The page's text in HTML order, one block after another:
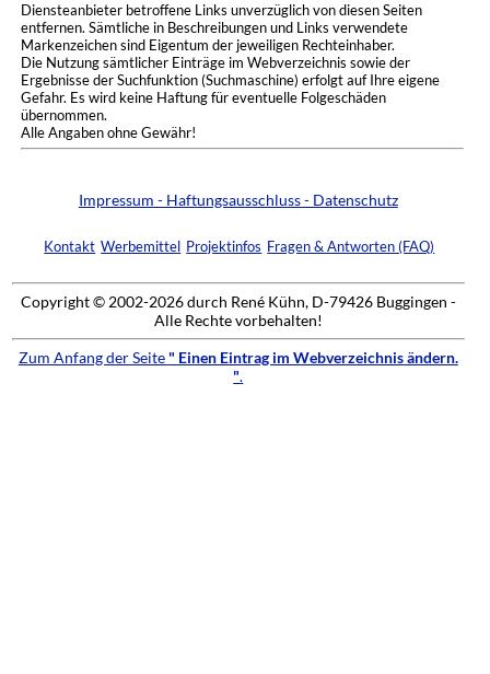
Diensteanbieter betroffene Links unverzüglich von diesen Seiten
entfernen. Sämtliche in Beschreibungen und Links verwendete
Markenzeichen sind Eigentum der jeweiligen Rechteinhaber.
Die Nutzung sämtlicher Einträge im Webverzeichnis sowie der
Ergebnisse der Suchfunktion (Suchmaschine) erfolgt auf Ihre eigene
Gefahr. Es wird keine Haftung für eventuelle Folgeschäden
übernommen.
Alle Angaben ohne Gewähr!
Impressum - Haftungsausschluss - Datenschutz
Kontakt Werbemittel Projektinfos Fragen & Antworten (FAQ)
Copyright © 2002-2026 durch René Kühn, D-79426 Buggingen -
Alle Rechte vorbehalten!
Zum Anfang der Seite " Einen Eintrag im Webverzeichnis ändern.
".